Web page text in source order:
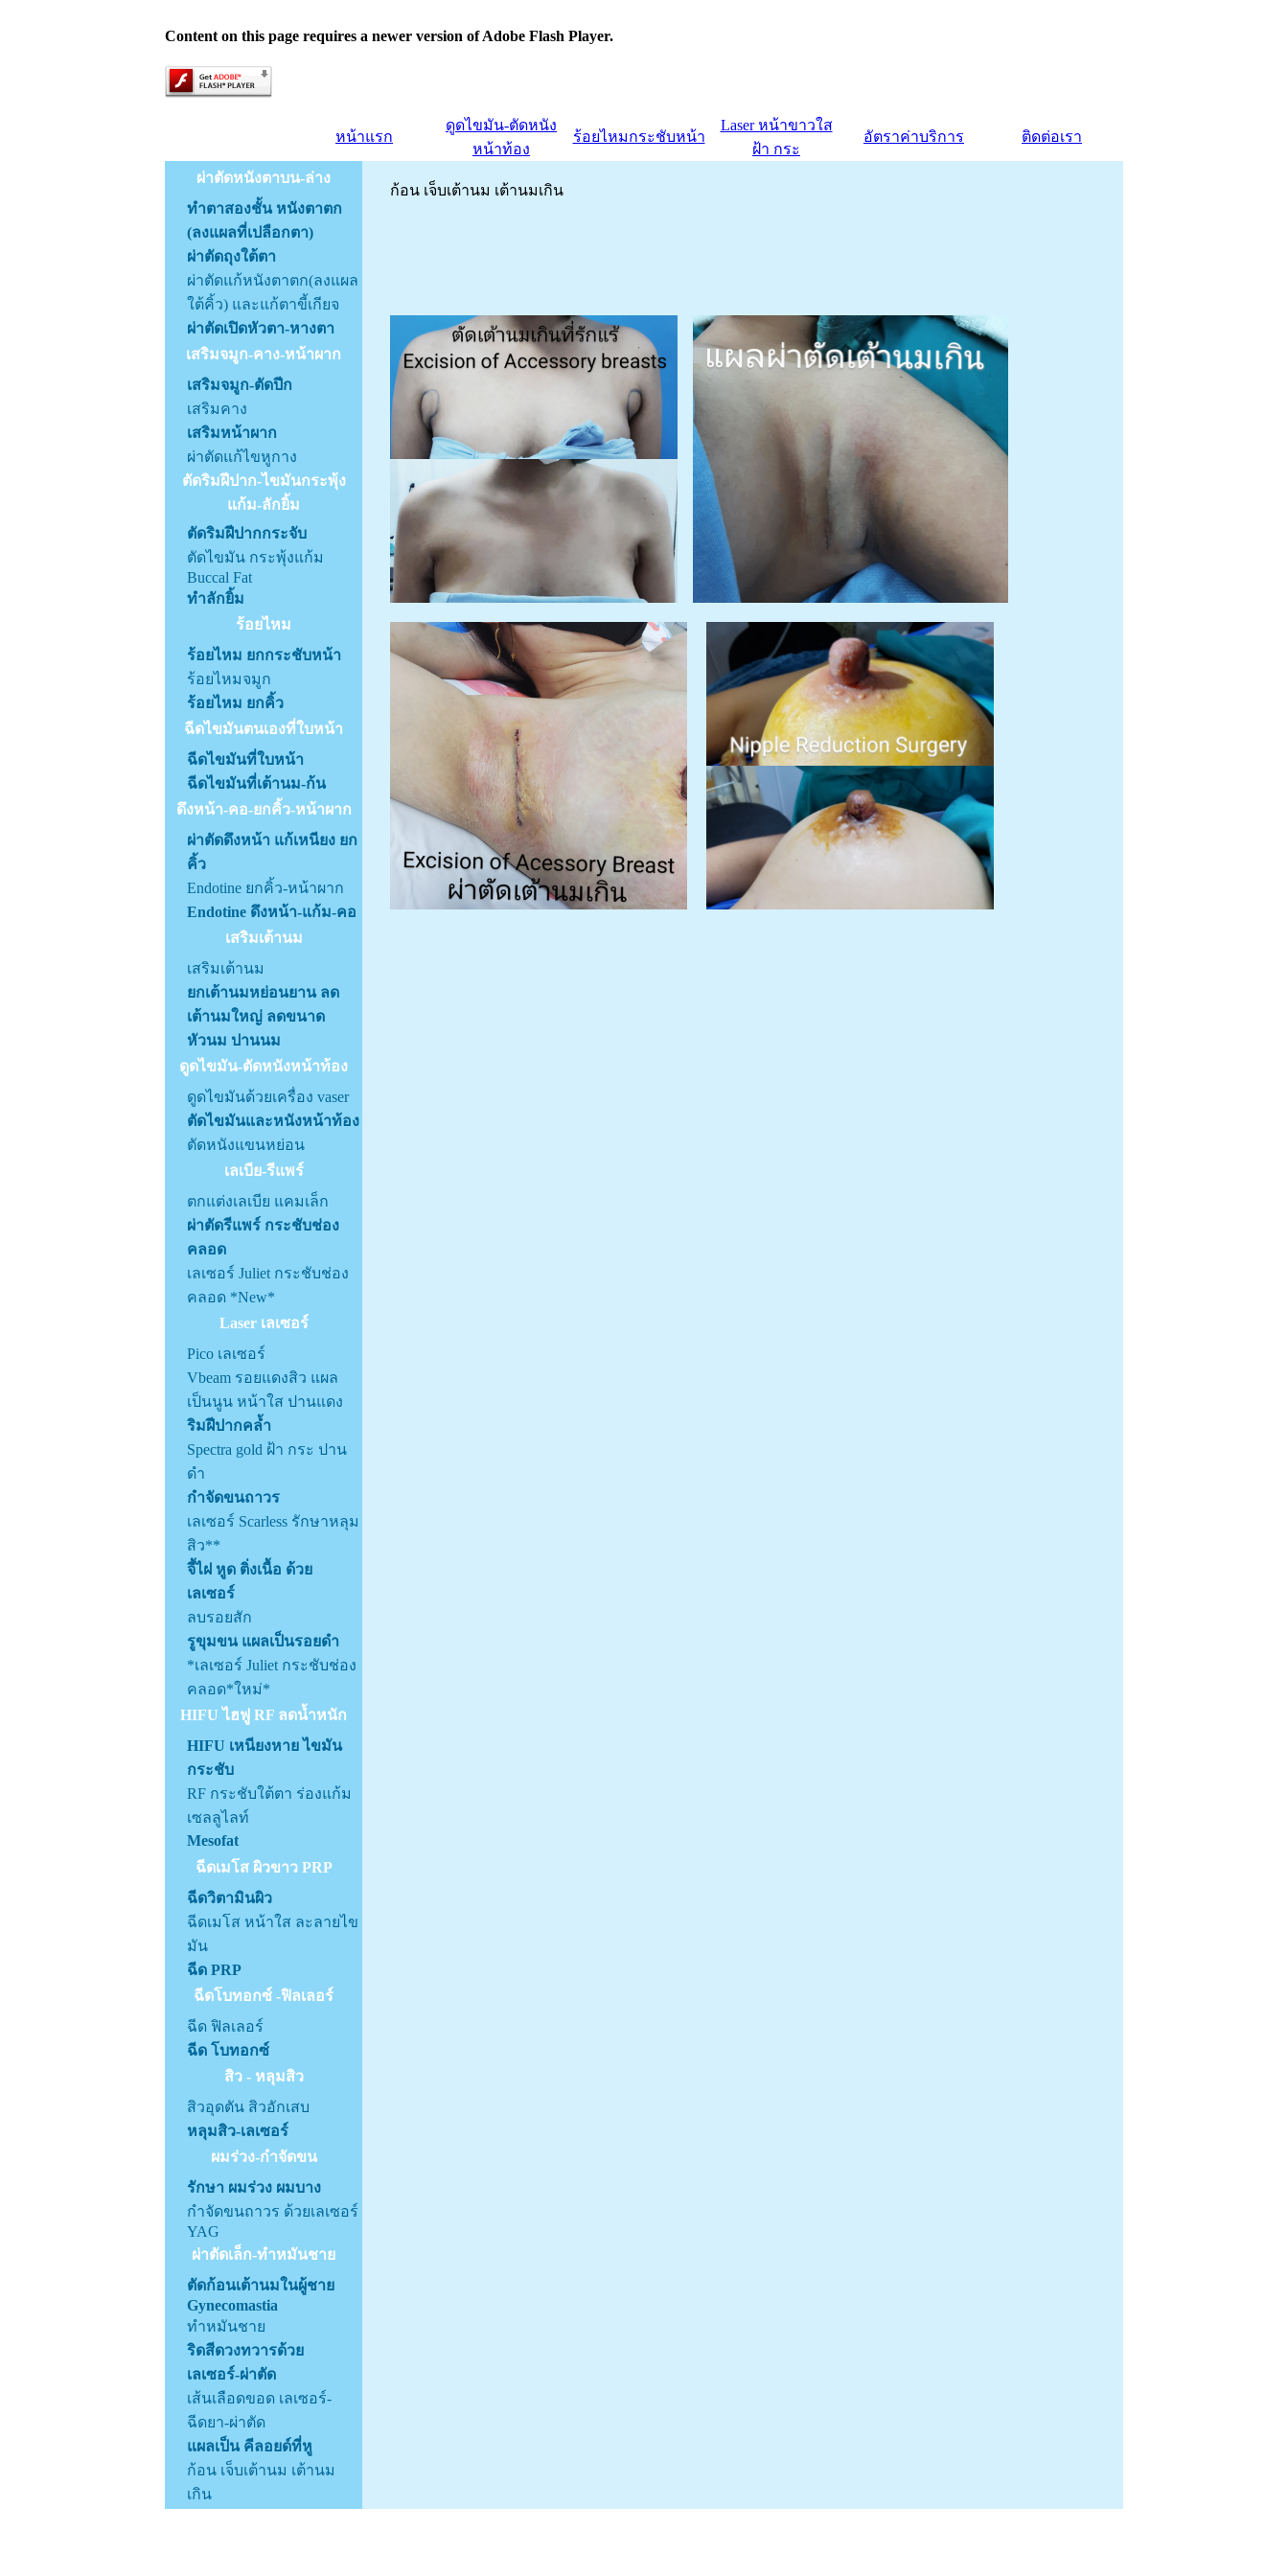
Content on this page requires a newer version of Adobe Flash Player.
หน้าแรก
ดูดไขมัน-ตัดหนัง
หน้าท้อง
ร้อยไหมกระชับหน้า
Laser หน้าขาวใส
ฝ้า กระ
อัตราค่าบริการ ติดต่อเรา
ผ่าตัดหนังตาบน-ล่าง
ทำตาสองชั้น หนังตาตก
(ลงแผลที่เปลือกตา)
ผ่าตัดถุงใต้ตา
ผ่าตัดแก้หนังตาตก(ลงแผล
ใต้คิ้ว) และแก้ตาขี้เกียจ
ผ่าตัดเปิดหัวตา-หางตา
เสริมจมูก-คาง-หน้าผาก
เสริมจมูก-ตัดปีก
เสริมคาง
เสริมหน้าผาก
ผ่าตัดแก้ไขหูกาง
ตัดริมฝีปาก-ไขมันกระพุ้ง
แก้ม-ลักยิ้ม
ตัดริมฝีปากกระจับ
ตัดไขมัน กระพุ้งแก้ม
Buccal Fat
ทำลักยิ้ม
ร้อยไหม
ร้อยไหม ยกกระชับหน้า
ร้อยไหมจมูก
ร้อยไหม ยกคิ้ว
ฉีดไขมันตนเองที่ใบหน้า
ฉีดไขมันที่ใบหน้า
ฉีดไขมันที่เต้านม-ก้น
ดึงหน้า-คอ-ยกคิ้ว-หน้าผาก
ผ่าตัดดึงหน้า แก้เหนียง ยก
คิ้ว
Endotine ยกคิ้ว-หน้าผาก
Endotine ดึงหน้า-แก้ม-คอ
เสริมเต้านม
เสริมเต้านม
ยกเต้านมหย่อนยาน ลด
เต้านมใหญ่ ลดขนาด
หัวนม ปานนม
ดูดไขมัน-ตัดหนังหน้าท้อง
ดูดไขมันด้วยเครื่อง vaser
ตัดไขมันและหนังหน้าท้อง
ตัดหนังแขนหย่อน
เลเบีย-รีแพร์
ตกแต่งเลเบีย แคมเล็ก
ผ่าตัดรีแพร์ กระชับช่อง
คลอด
เลเซอร์ Juliet กระชับช่อง
คลอด *New*
Laser เลเซอร์
Pico เลเซอร์
Vbeam รอยแดงสิว แผล
เป็นนูน หน้าใส ปานแดง
ริมฝีปากคล้ำ
Spectra gold ฝ้า กระ ปาน
ดำ
กำจัดขนถาวร
เลเซอร์ Scarless รักษาหลุม
สิว**
จี้ไฝ หูด ติ่งเนื้อ ด้วย
เลเซอร์
ลบรอยสัก
รูขุมขน แผลเป็นรอยดำ
*เลเซอร์ Juliet กระชับช่อง
คลอด*ใหม่*
HIFU ไฮฟู RF ลดน้ำหนัก
HIFU เหนียงหาย ไขมัน
กระชับ
RF กระชับใต้ตา ร่องแก้ม
เซลลูไลท์
Mesofat
ฉีดเมโส ผิวขาว PRP
ฉีดวิตามินผิว
ฉีดเมโส หน้าใส ละลายไข
มัน
ฉีด PRP
ฉีดโบทอกซ์ -ฟิลเลอร์
ฉีด ฟิลเลอร์
ฉีด โบทอกซ์
สิว - หลุมสิว
สิวอุดตัน สิวอักเสบ
หลุมสิว-เลเซอร์
ผมร่วง-กำจัดขน
รักษา ผมร่วง ผมบาง
กำจัดขนถาวร ด้วยเลเซอร์
YAG
ผ่าตัดเล็ก-ทำหมันชาย
ตัดก้อนเต้านมในผู้ชาย
Gynecomastia
ทำหมันชาย
ริดสีดวงทวารด้วย
เลเซอร์-ผ่าตัด
เส้นเลือดขอด เลเซอร์-
ฉีดยา-ผ่าตัด
แผลเป็น คีลอยด์ที่หู
ก้อน เจ็บเต้านม เต้านม
เกิน
ก้อน เจ็บเต้านม เต้านมเกิน